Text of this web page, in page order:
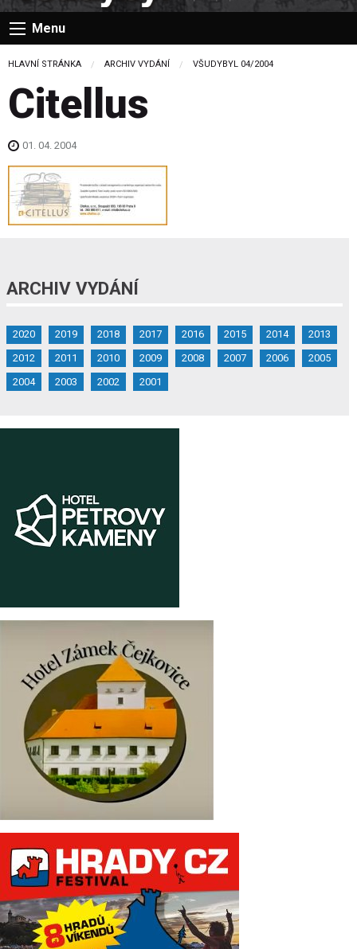
Menu
HLAVNÍ STRÁNKA ARCHIV VYDÁNÍ VŠUDYBYL 04/2004
Citellus
01. 04. 2004
ARCHIV VYDÁNÍ
2020 2019 2018 2017 2016 2015 2014
2013
2012
2011 2010 2009 2008 2007 2006
2005
2004
2003 2002 2001